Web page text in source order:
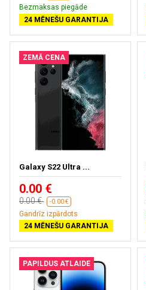
Bezmaksas piegāde
24 MĒNEŠU GARANTIJA
ZEMĀ CENA
Galaxy S22 Ultra ...
0.00 €
0.00 € -0.00 €
Gandrīz izpārdots
24 MĒNEŠU GARANTIJA
PAPILDUS ATLAIDE